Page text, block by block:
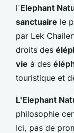
l'Elephant
sanctuaire le
par Lek
droits des
vie à des
touristique et
L'Elephant
philosophie
Ici, pas de